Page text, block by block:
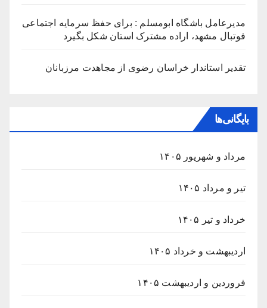
مدیرعامل باشگاه ابومسلم : برای حفظ سرمایه اجتماعی
فوتبال مشهد، اراده مشترک استان شکل بگیرد
تقدیر استاندار خراسان رضوی از مجاهدت مرزبانان
بایگانی‌ها
مرداد و شهریور ۱۴۰۵
تیر و مرداد ۱۴۰۵
خرداد و تیر ۱۴۰۵
اردیبهشت و خرداد ۱۴۰۵
فروردین و اردیبهشت ۱۴۰۵